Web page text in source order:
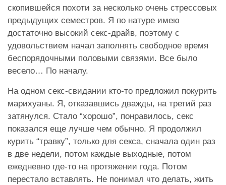
скопившейся похоти за несколько очень стрессовых
предыдущих семестров. Я по натуре имею
достаточно высокий секс-драйв, поэтому с
удовольствием начал заполнять свободное время
беспорядочными половыми связями. Все было
весело… По началу.
На одном секс-свидании кто-то предложил покурить
марихуаны. Я, отказавшись дважды, на третий раз
затянулся. Стало “хорошо”, понравилось, секс
показался еще лучше чем обычно. Я продолжил
курить “травку”, только для секса, сначала один раз
в две недели, потом каждые выходные, потом
ежедневно где-то на протяжении года. Потом
перестало вставлять. Не понимал что делать, жить